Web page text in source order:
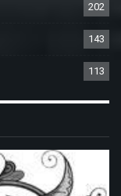
202
143
113